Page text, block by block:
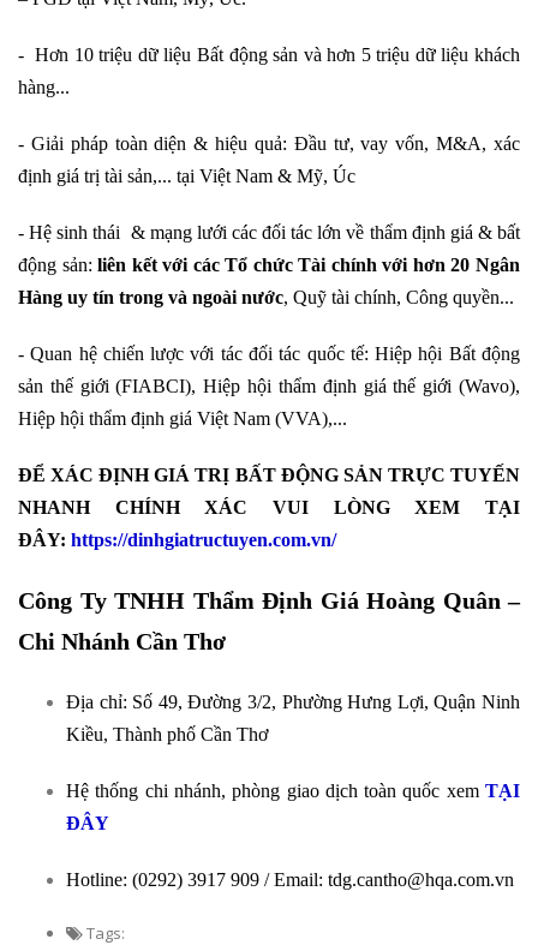
- Hơn 10 triệu dữ liệu Bất động sản và hơn 5 triệu dữ liệu khách
hàng...
- Giải pháp toàn diện & hiệu quả: Đầu tư, vay vốn, M&A, xác
định giá trị tài sản,... tại Việt Nam & Mỹ, Úc
- Hệ sinh thái & mạng lưới các đối tác lớn về thẩm định giá & bất
động sản:liên kết với các Tổ chức Tài chính với hơn 20 Ngân
Hàng uy tín trong và ngoài nước, Quỹ tài chính, Công quyền...
- Quan hệ chiến lược với tác đối tác quốc tế: Hiệp hội Bất động
sản thế giới (FIABCI), Hiệp hội thẩm định giá thế giới (Wavo),
Hiệp hội thẩm định giá Việt Nam (VVA),...
ĐỂ XÁC ĐỊNH GIÁ TRỊ BẤT ĐỘNG SẢN TRỰC TUYẾN
NHANH CHÍNH XÁC VUI LÒNG XEM TẠI
ĐÂY: https://dinhgiatructuyen.com.vn/
Công Ty TNHH Thẩm Định Giá Hoàng Quân –
Chi Nhánh Cần Thơ
Địa chỉ: Số 49, Đường 3/2, Phường Hưng Lợi, Quận Ninh
Kiều, Thành phố Cần Thơ
Hệ thống chi nhánh, phòng giao dịch toàn quốc xem TẠI
ĐÂY
Hotline: (0292) 3917 909 / Email: tdg.cantho@hqa.com.vn
Tags: